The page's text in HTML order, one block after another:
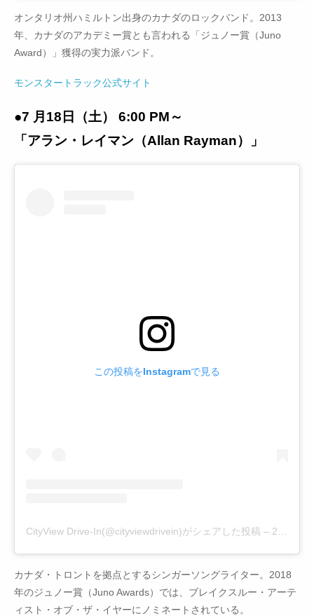
オンタリオ州ハミルトン出身のカナダのロックバンド。2013
年、カナダのアカデミー賞とも言われる「ジュノー賞（Juno
Award）」獲得の実力派バンド。
モンスタートラック公式サイト
●7 月18日（土） 6:00 PM～
「アラン・レイマン（Allan Rayman）」
この投稿をInstagramで見る
CityView Drive-In(@cityviewdrivein)がシェアした投稿 – 2020年 7月月11日午前10時52分PDT
カナダ・トロントを拠点とするシンガーソングライター。2018
年のジュノー賞（Juno Awards）では、ブレイクスルー・アーテ
ィスト・オブ・ザ・イヤーにノミネートされている。